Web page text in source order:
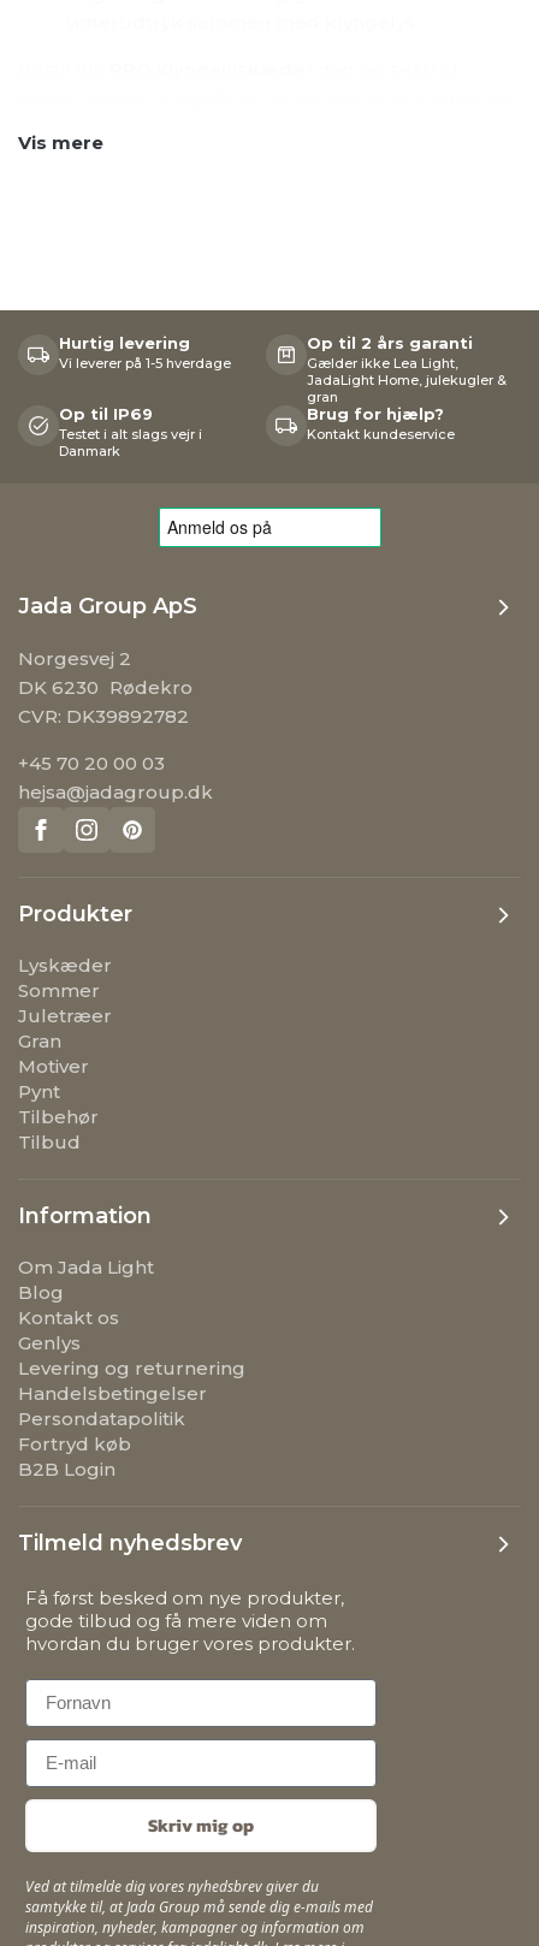
Vis mere
Hurtig levering
Vi leverer på 1-5 hverdage
Op til 2 års garanti
Gælder ikke Lea Light,
JadaLight Home, julekugler &
gran
Op til IP69
Testet i alt slags vejr i
Danmark
Brug for hjælp?
Kontakt kundeservice
Jada Group ApS
Norgesvej 2
DK 6230 Rødekro
CVR: DK39892782
+45 70 20 00 03
hejsa@jadagroup.dk
Produkter
Lyskæder
Sommer
Juletræer
Gran
Motiver
Pynt
Tilbehør
Tilbud
Information
Om Jada Light
Blog
Kontakt os
Genlys
Levering og returnering
Handelsbetingelser
Persondatapolitik
Fortryd køb
B2B Login
Tilmeld nyhedsbrev
Få først besked om nye produkter,
gode tilbud og få mere viden om
hvordan du bruger vores produkter.
First Name
Email
Skriv mig op
Ved at tilmelde dig vores nyhedsbrev giver du
samtykke til, at Jada Group må sende dig e-mails med
inspiration, nyheder, kampagner og information om